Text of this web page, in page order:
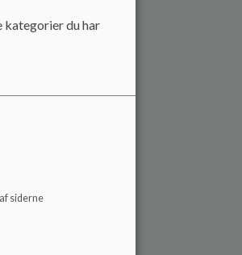
kategorier du har
siderne